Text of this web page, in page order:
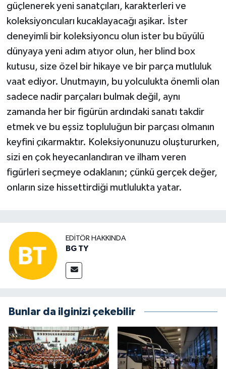
güçlenerek yeni sanatçıları, karakterleri ve
koleksiyoncuları kucaklayacağı aşikar. İster
deneyimli bir koleksiyoncu olun ister bu büyülü
dünyaya yeni adım atıyor olun, her blind box
kutusu, size özel bir hikaye ve bir parça mutluluk
vaat ediyor. Unutmayın, bu yolculukta önemli olan
sadece nadir parçaları bulmak değil, aynı
zamanda her bir figürün ardındaki sanatı takdir
etmek ve bu eşsiz topluluğun bir parçası olmanın
keyfini çıkarmaktır. Koleksiyonunuzu oluştururken,
sizi en çok heyecanlandıran ve ilham veren
figürleri seçmeye odaklanın; çünkü gerçek değer,
onların size hissettirdiği mutlulukta yatar.
EDITÖR HAKKINDA
BG TY
Bunlar da ilginizi çekebilir